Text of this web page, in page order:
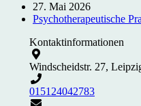
27. Mai 2026
Psychotherapeutische
Kontaktinformationen
Windscheidstr. 27,
015124042783